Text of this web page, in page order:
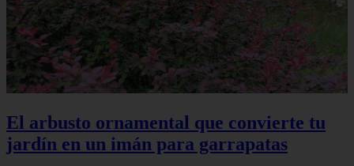
El arbusto ornamental que convierte tu
jardín en un imán para garrapatas